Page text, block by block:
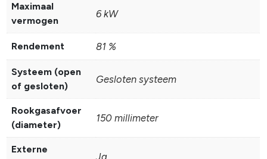
Maximaal
vermogen
6 kW
Rendement 81 %
Systeem (open
of gesloten)
Gesloten systeem
Rookgasafvoer
(diameter)
150 millimeter
Externe